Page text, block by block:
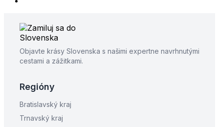
Objavte krásy Slovenska s našimi expertne navrhnutými
cestami a zážitkami.
Regióny
Bratislavský kraj
Trnavský kraj